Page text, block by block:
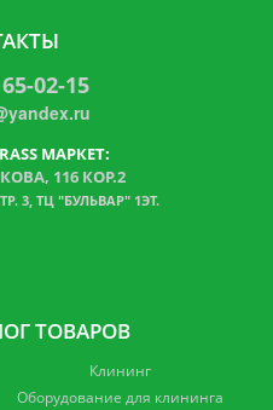
02-15
МАРКЕТ:
116 КОР.2
3, ТЦ "БУЛЬВАР" 1ЭТ.
ТОВАРОВ
Клининг
Оборудование для клининга